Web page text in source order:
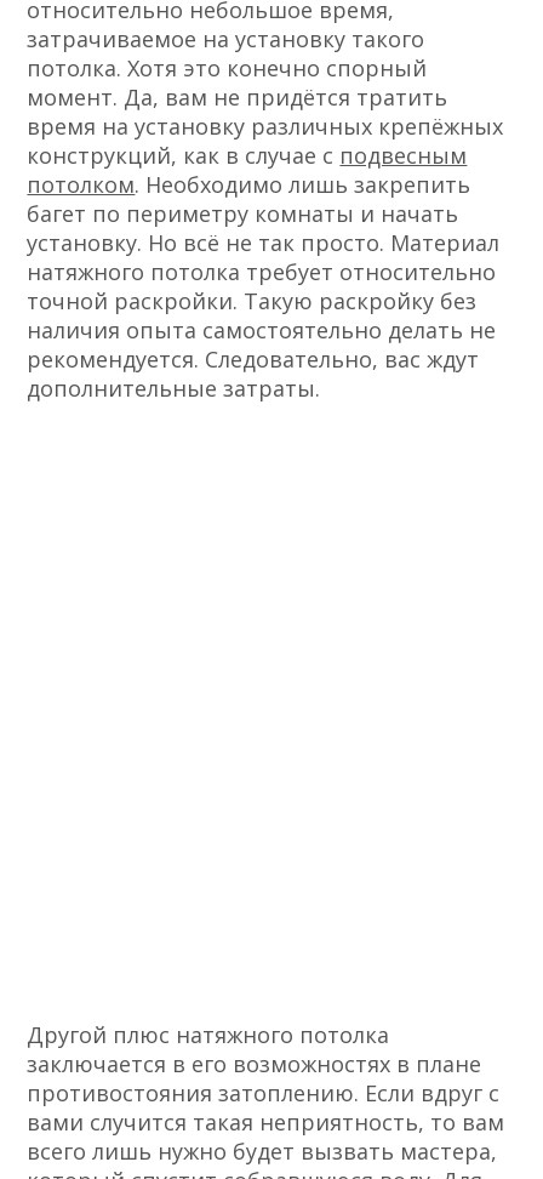
относительно небольшое время,
затрачиваемое на установку такого
потолка. Хотя это конечно спорный
момент. Да, вам не придётся тратить
время на установку различных крепёжных
конструкций, как в случае с подвесным
потолком. Необходимо лишь закрепить
багет по периметру комнаты и начать
установку. Но всё не так просто. Материал
натяжного потолка требует относительно
точной раскройки. Такую раскройку без
наличия опыта самостоятельно делать не
рекомендуется. Следовательно, вас ждут
дополнительные затраты.
Другой плюс натяжного потолка
заключается в его возможностях в плане
противостояния затоплению. Если вдруг с
вами случится такая неприятность, то вам
всего лишь нужно будет вызвать мастера,